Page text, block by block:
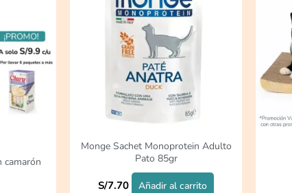
camarón
Monge Sachet Monoprotein Adulto
Pato 85gr
S/7.70 Añadir al carrito